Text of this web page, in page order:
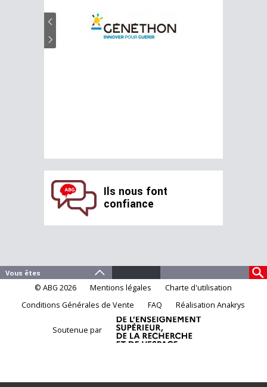
Ils nous font
confiance
© ABG 2026 Mentions légales
Charte d'utilisation
Conditions Générales de Vente
FAQ Réalisation Anakrys
Soutenue par